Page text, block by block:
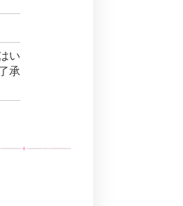
い
承